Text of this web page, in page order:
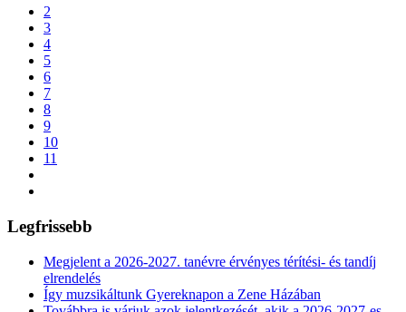
2
3
4
5
6
7
8
9
10
11
Legfrissebb
Megjelent a 2026-2027. tanévre érvényes térítési- és tandíj
elrendelés
Így muzsikáltunk Gyereknapon a Zene Házában